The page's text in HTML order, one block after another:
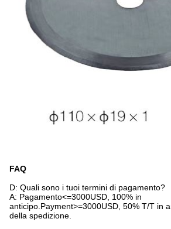
FAQ
D: Quali sono i tuoi termini di pagamento?
A: Pagamento<=3000USD, 100% in
anticipo.Payment>=3000USD, 50% T/T in
della spedizione.